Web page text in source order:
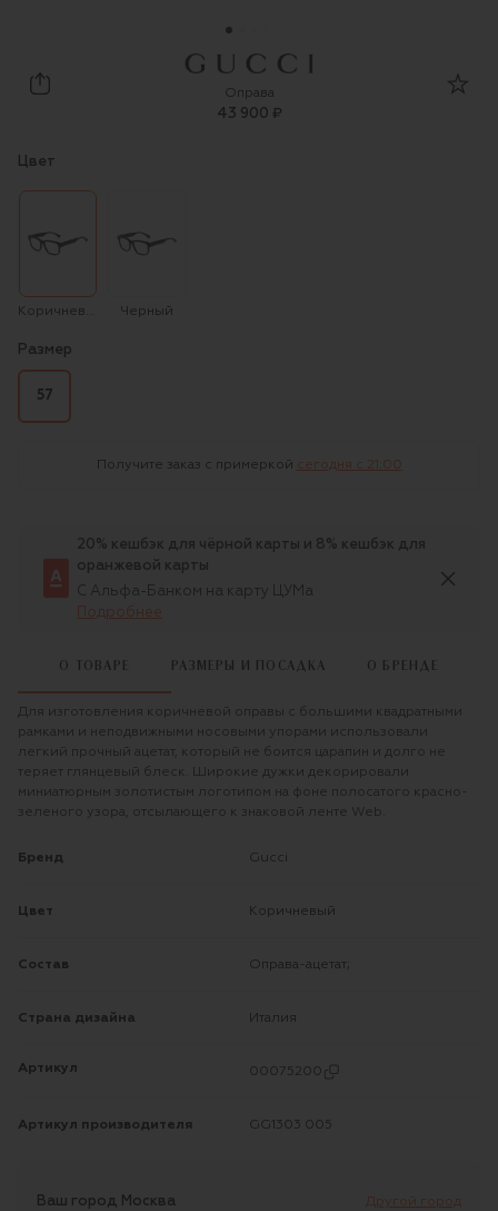
Gucci
Оправа
43 900 ₽
Цвет
Черный
Размер
57
Получите заказ с примеркой сегодня c 21:00
20% кешбэк для чёрной карты и 8% кешбэк для
оранжевой карты
С Альфа-Банком на карту ЦУМа
Подробнее
О ТОВАРЕ РАЗМЕРЫ И ПОСАДКА О БРЕНДЕ
Для изготовления коричневой оправы с большими квадратными
рамками и неподвижными носовыми упорами использовали
легкий прочный ацетат, который не боится царапин и долго не
теряет глянцевый блеск. Широкие дужки декорировали
миниатюрным золотистым логотипом на фоне полосатого красно-
зеленого узора, отсылающего к знаковой ленте Web.
Бренд Gucci
Цвет Коричневый
Состав Оправа-ацетат;
Страна дизайна Италия
Артикул 00075200
Артикул производителя GG1303 005
Ваш город Москва Другой город